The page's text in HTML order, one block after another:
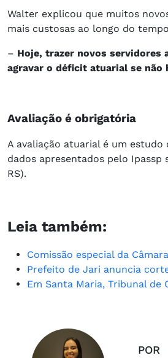
Walter explicou que muitos
mais custosas ao longo do
– Hoje, trazer novos
agravar o déficit atuarial se não
Avaliação é obrigatória
A avaliação atuarial é um
dados apresentados pelo Ipassp
RS).
Leia também:
Comissão especial da
Prefeito de Jari anuncia
Em Santa Maria, Tribunal
POR